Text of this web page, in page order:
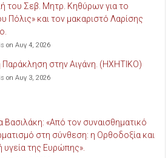
του Σεβ. Μητρ. Κηθύρων για το
Πόλις» και τον μακαριστό Λαρίσης
on Αυγ 4, 2026
Παράκληση στην Αιγάνη. (ΗΧΗΤΙΚΟ)
on Αυγ 3, 2026
Βασιλάκη: «Από τον συναισθηματικό
στη σύνθεση: η Ορθοδοξία και
υγεία της Ευρώπης».